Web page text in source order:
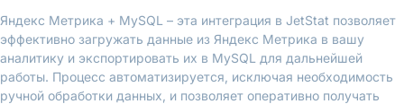
Яндекс Метрика + MySQL – эта интеграция в JetStat позволяет
эффективно загружать данные из Яндекс Метрика в вашу
аналитику и экспортировать их в MySQL для дальнейшей
работы. Процесс автоматизируется, исключая необходимость
ручной обработки данных, и позволяет оперативно получать